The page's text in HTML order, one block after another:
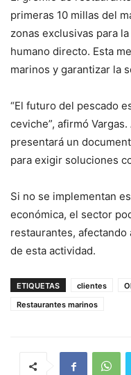
primeras 10 millas del
zonas exclusivas para
humano directo. Esta
marinos y garantizar la
“El futuro del pescado
ceviche”, afirmó
presentará un
para exigir soluciones
Si no se implementan
económica, el sector
restaurantes,
de esta actividad.
ETIQUETAS clientes
Restaurantes marinos